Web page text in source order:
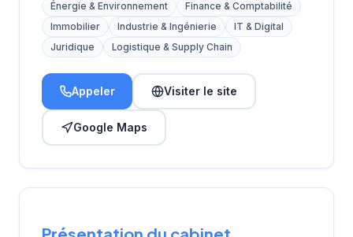
Énergie & Environnement
Finance & Comptabilité
Immobilier
Industrie & Ingénierie
IT & Digital
Juridique
Logistique & Supply Chain
Appeler Visiter le site
Google Maps